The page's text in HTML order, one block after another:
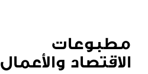
مطبوعات
الاقتصاد والأعمال